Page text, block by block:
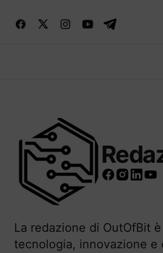
La redazione di OutOfBit
tecnologia, innovazione